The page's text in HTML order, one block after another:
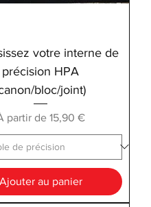
votre interne de
précision HPA
bloc/joint)
partir de 15,90 €
promotionnel
Ajouter au panier